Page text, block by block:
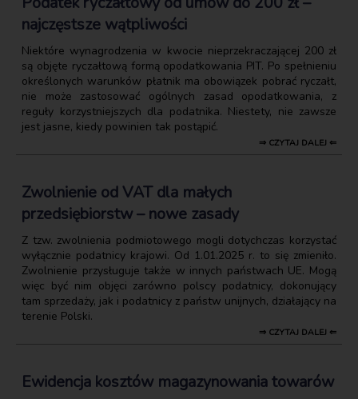
najczęstsze wątpliwości
Niektóre wynagrodzenia w kwocie nieprzekraczającej 200 zł
są objęte ryczałtową formą opodatkowania PIT. Po spełnieniu
określonych warunków płatnik ma obowiązek pobrać ryczałt,
nie może zastosować ogólnych zasad opodatkowania, z
reguły korzystniejszych dla podatnika. Niestety, nie zawsze
jest jasne, kiedy powinien tak postąpić.
⇒ CZYTAJ DALEJ ⇐
Zwolnienie od VAT dla małych
przedsiębiorstw – nowe zasady
Z tzw. zwolnienia podmiotowego mogli dotychczas korzystać
wyłącznie podatnicy krajowi. Od 1.01.2025 r. to się zmieniło.
Zwolnienie przysługuje także w innych państwach UE. Mogą
więc być nim objęci zarówno polscy podatnicy, dokonujący
tam sprzedaży, jak i podatnicy z państw unijnych, działający na
terenie Polski.
⇒ CZYTAJ DALEJ ⇐
Ewidencja kosztów magazynowania towarów